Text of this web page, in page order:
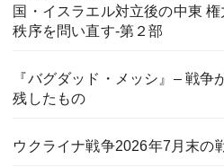
国・イスラエル対立後の中東
秩序を問い直す-第２部
『バグダッド・メッシ』– 戦争
残したもの
ウクライナ戦争2026年7月末の